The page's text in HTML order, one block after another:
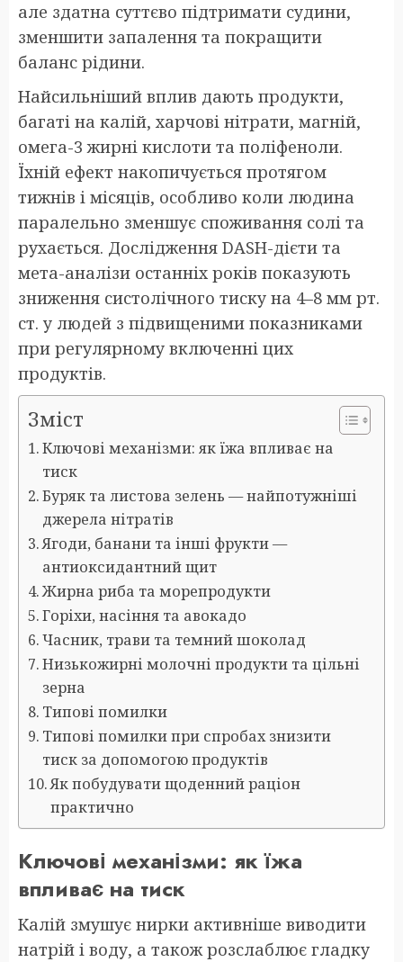
але здатна суттєво підтримати судини,
зменшити запалення та покращити
баланс рідини.
Найсильніший вплив дають продукти,
багаті на калій, харчові нітрати, магній,
омега-3 жирні кислоти та поліфеноли.
Їхній ефект накопичується протягом
тижнів і місяців, особливо коли людина
паралельно зменшує споживання солі та
рухається. Дослідження DASH-дієти та
мета-аналізи останніх років показують
зниження систолічного тиску на 4–8 мм рт.
ст. у людей з підвищеними показниками
при регулярному включенні цих
продуктів.
Зміст
Ключові механізми: як їжа впливає на
тиск
Буряк та листова зелень — найпотужніші
джерела нітратів
Ягоди, банани та інші фрукти —
антиоксидантний щит
Жирна риба та морепродукти
Горіхи, насіння та авокадо
Часник, трави та темний шоколад
Низькожирні молочні продукти та цільні
зерна
Типові помилки
Типові помилки при спробах знизити
тиск за допомогою продуктів
Як побудувати щоденний раціон
практично
Ключові механізми: як їжа
впливає на тиск
Калій змушує нирки активніше виводити
натрій і воду, а також розслаблює гладку